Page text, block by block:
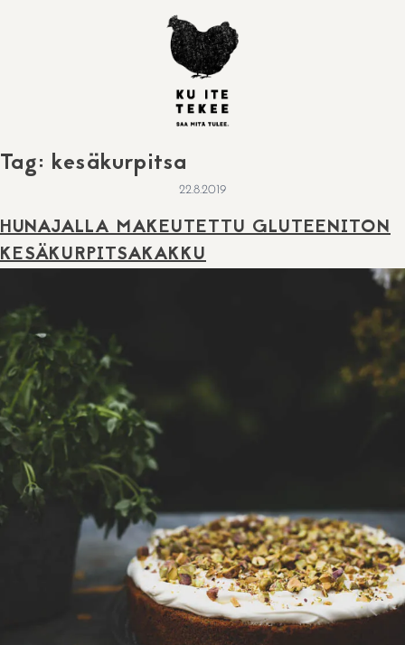
Tag: kesäkurpitsa
22.8.2019
HUNAJALLA MAKEUTETTU GLUTEENITON
KESÄKURPITSAKAKKU